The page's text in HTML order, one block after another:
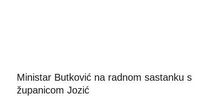
Ministar Butković na radnom sastanku s
županicom Jozić